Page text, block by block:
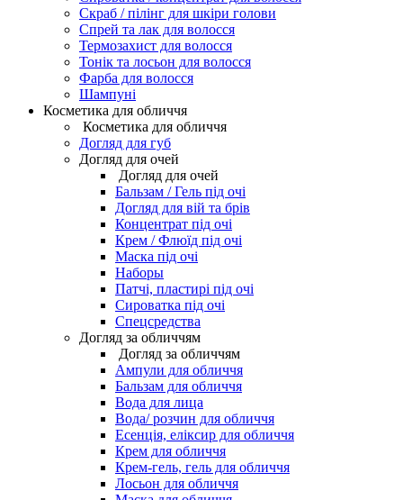
Скраб / пілінг для шкіри голови
Спрей та лак для волосся
Термозахист для волосся
Тонік та лосьон для волосся
Фарба для волосся
Шампуні
Косметика для обличчя
Косметика для обличчя
Догляд для губ
Догляд для очей
Догляд для очей
Бальзам / Гель під очі
Догляд для вій та брів
Концентрат під очі
Крем / Флюїд під очі
Маска під очі
Наборы
Патчі, пластирі під очі
Сироватка під очі
Спецсредства
Догляд за обличчям
Догляд за обличчям
Ампули для обличчя
Бальзам для обличчя
Вода для лица
Вода/ розчин для обличчя
Есенція, еліксир для обличчя
Крем для обличчя
Крем-гель, гель для обличчя
Лосьон для обличчя